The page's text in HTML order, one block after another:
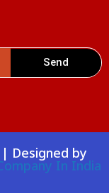
Send
Designed by
In India